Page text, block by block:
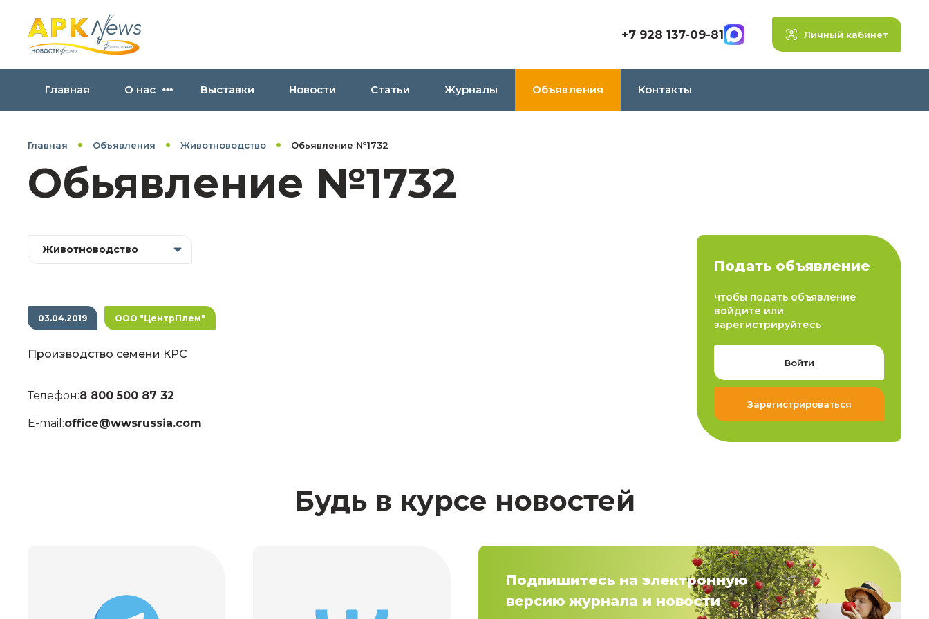
+7 928 137-09-81 Личный кабинет
Главная О нас Выставки Новости Статьи Журналы Объявления Контакты
Главная Объявления Животноводство Обьявление №1732
Обьявление №1732
Подать объявление
чтобы подать объявление
войдите или
зарегистрируйтесь
Войти
Зарегистрироваться
Животноводство
03.04.2019 ООО "ЦентрПлем"
Производство семени КРС
Телефон:8 800 500 87 32
E-mail:office@wwsrussia.com
Будь в курсе новостей
Подпишитесь на электронную
версию журнала и новости